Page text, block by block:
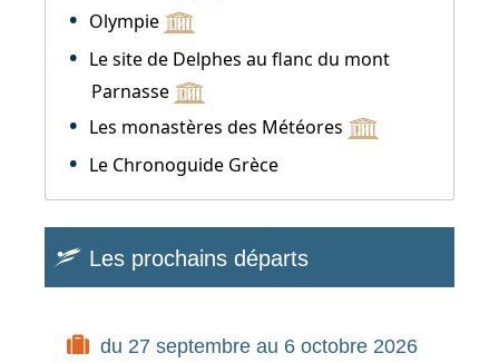
Olympie
Le site de Delphes au flanc du mont
Parnasse
Les monastères des Météores
Le Chronoguide Grèce
Les prochains départs
du 27 septembre au 6 octobre 2026